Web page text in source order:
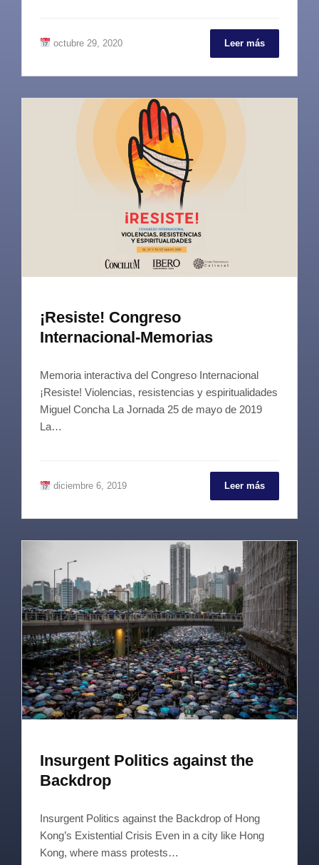
octubre 29, 2020 Leer más
¡Resiste! Congreso
Internacional-Memorias
Memoria interactiva del Congreso Internacional
¡Resiste! Violencias, resistencias y espiritualidades
Miguel Concha La Jornada 25 de mayo de 2019
La…
diciembre 6, 2019 Leer más
Insurgent Politics against the
Backdrop
Insurgent Politics against the Backdrop of Hong
Kong’s Existential Crisis Even in a city like Hong
Kong, where mass protests…